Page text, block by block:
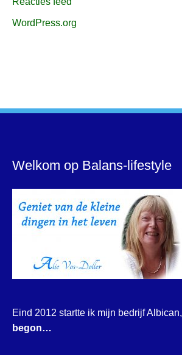
WordPress.org
Welkom op Balans-lifestyle
Eind 2012 startte ik mijn bedrijf Albican,
begon…